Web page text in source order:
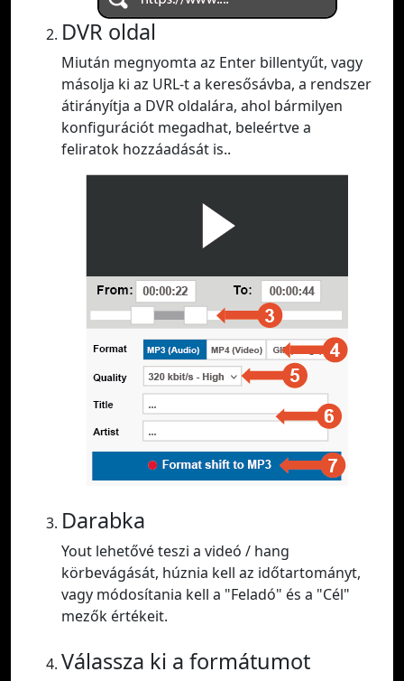
DVR oldal
Miután megnyomta az Enter billentyűt, vagy
másolja ki az URL-t a keresősávba, a rendszer
átirányítja a DVR oldalára, ahol bármilyen
konfigurációt megadhat, beleértve a
feliratok hozzáadását is..
Darabka
Yout lehetővé teszi a videó / hang
körbevágását, húznia kell az időtartományt,
vagy módosítania kell a "Feladó" és a "Cél"
mezők értékeit.
Válassza ki a formátumot